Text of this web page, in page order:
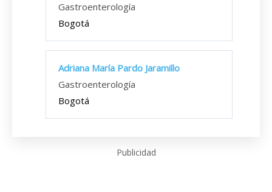
Gastroenterología
Bogotá
Adriana María Pardo Jaramillo
Gastroenterología
Bogotá
Publicidad